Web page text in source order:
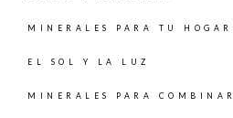
MINERALES PARA TU HOGAR
EL SOL Y LA LUZ
MINERALES PARA COMBINAR